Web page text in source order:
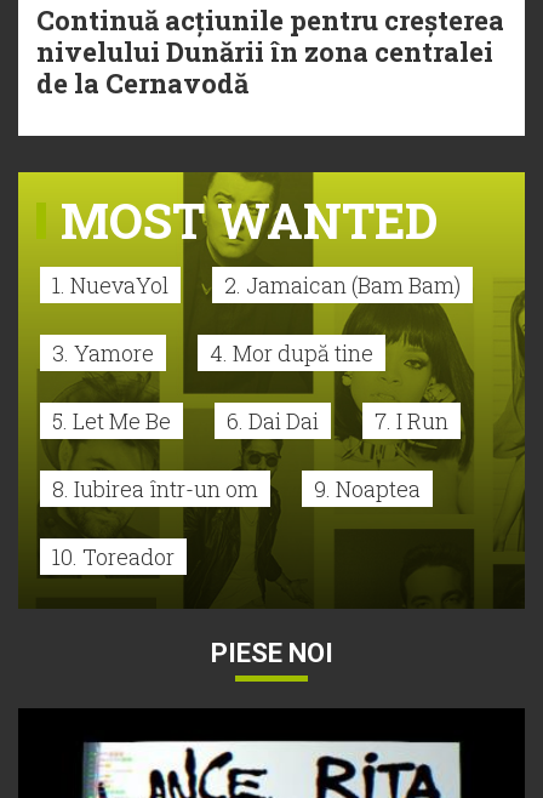
Continuă acțiunile pentru creșterea
nivelului Dunării în zona centralei
de la Cernavodă
MOST WANTED
1. NuevaYol 2. Jamaican (Bam Bam)
3. Yamore 4. Mor după tine
5. Let Me Be 6. Dai Dai 7. I Run
8. Iubirea într-un om 9. Noaptea
10. Toreador
PIESE NOI